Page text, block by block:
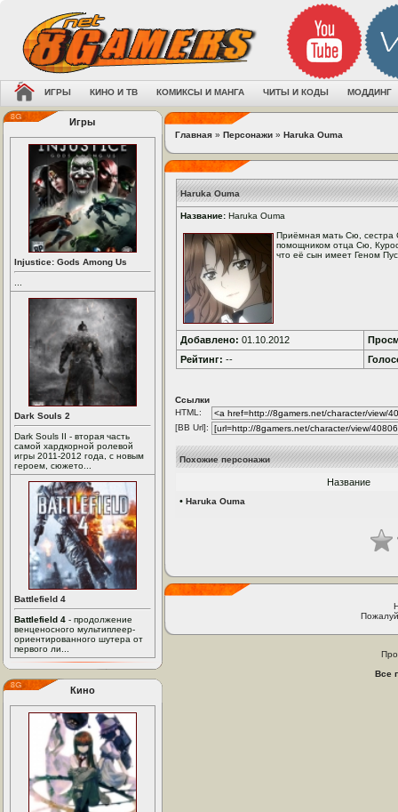
ИГРЫ КИНО И ТВ КОМИКСЫ И МАНГА ЧИТЫ И КОДЫ МОДДИНГ
Игры
Injustice: Gods Among Us
Dark Souls 2
Dark Souls II - вторая часть
самой хардкорной ролевой
игры 2011-2012 года, с новым
героем, сюжето...
Battlefield 4
Battlefield 4 - продолжение
венценосного мультиплеер-
ориентированного шутера от
первого ли...
Кино
Главная » Персонажи » Haruka Ouma
Haruka Ouma
Название: Haruka Ouma
Приёмная мать Сю, сестра
помощником отца Сю,
что её сын имеет Геном
Добавлено: 01.10.2012
Рейтинг: --
Ссылки
HTML:
[BB Url]:
Похожие персонажи
Название
• Haruka Ouma
Все